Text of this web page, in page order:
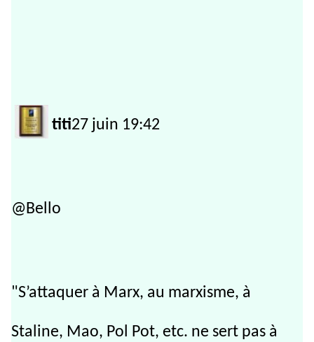
titi27 juin 19:42
@Bello
"S’attaquer à Marx, au marxisme, à
Staline, Mao, Pol Pot, etc. ne sert pas à